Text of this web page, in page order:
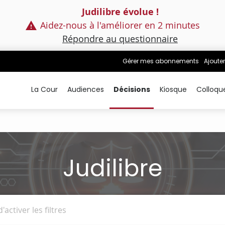
Judilibre évolue !
Aidez-nous à l'améliorer en 2 minutes
Répondre au questionnaire
Gérer mes abonnements
La Cour Audiences Décisions Kiosque
Judilibre